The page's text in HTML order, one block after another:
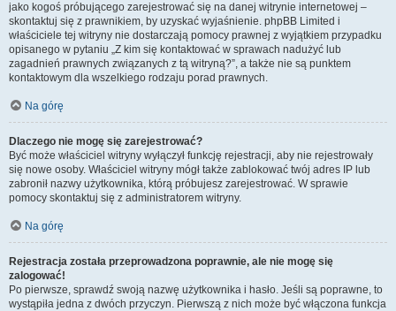
jako kogoś próbującego zarejestrować się na danej witrynie internetowej –
skontaktuj się z prawnikiem, by uzyskać wyjaśnienie. phpBB Limited i
właściciele tej witryny nie dostarczają pomocy prawnej z wyjątkiem przypadku
opisanego w pytaniu „Z kim się kontaktować w sprawach nadużyć lub
zagadnień prawnych związanych z tą witryną?”, a także nie są punktem
kontaktowym dla wszelkiego rodzaju porad prawnych.
Na górę
Dlaczego nie mogę się zarejestrować?
Być może właściciel witryny wyłączył funkcję rejestracji, aby nie rejestrowały
się nowe osoby. Właściciel witryny mógł także zablokować twój adres IP lub
zabronił nazwy użytkownika, którą próbujesz zarejestrować. W sprawie
pomocy skontaktuj się z administratorem witryny.
Na górę
Rejestracja została przeprowadzona poprawnie, ale nie mogę się
zalogować!
Po pierwsze, sprawdź swoją nazwę użytkownika i hasło. Jeśli są poprawne, to
wystąpiła jedna z dwóch przyczyn. Pierwszą z nich może być włączona funkcja